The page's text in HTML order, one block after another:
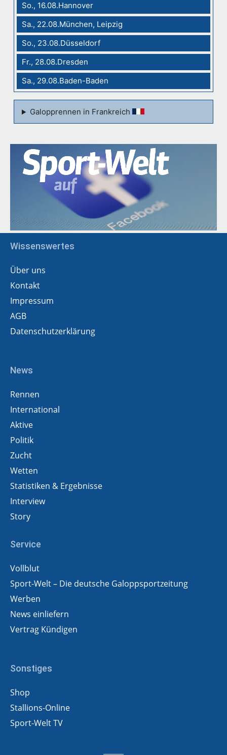
So., 16.08.Hannover
Sa., 22.08.München, Leipzig
So., 23.08.Düsseldorf
Fr., 28.08.Dresden
Sa., 29.08.Baden-Baden
Galopprennen in Frankreich
Wissenswertes
Über uns
Kontakt
Impressum
AGB
Datenschutzerklärung
News
Rennen
International
Aktive
Politik
Zucht
Wetten
Statistiken & Ergebnisse
Interview
Story
Service
Vollblut
Sport-Welt – Die deutsche Galoppsportzeitung
Werben
News einliefern
Vertrag Kündigen
Sonstiges
Shop
Stallions-Online
Sport-Welt TV